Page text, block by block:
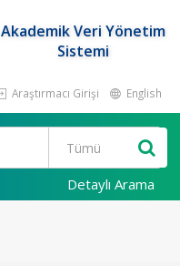
Akademik Veri Yönetim
Sistemi
Araştırmacı Girişi English
Detaylı Arama